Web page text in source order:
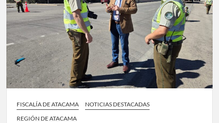
que
falleció
conductor
de
motocicleta
FISCALÍA DE ATACAMA
NOTICIAS DESTACADAS
REGIÓN DE ATACAMA